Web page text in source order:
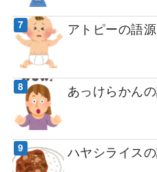
アトピーの語
あっけらかん
ハヤシライス